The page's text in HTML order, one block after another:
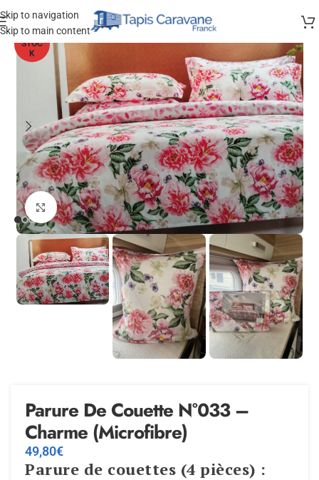
Skip to navigation
Skip to main content
HORS
STOC
K
Agrandir
Parure De Couette N°033 –
Charme (Microfibre)
49,80€
Parure de couettes (4 pièces) :